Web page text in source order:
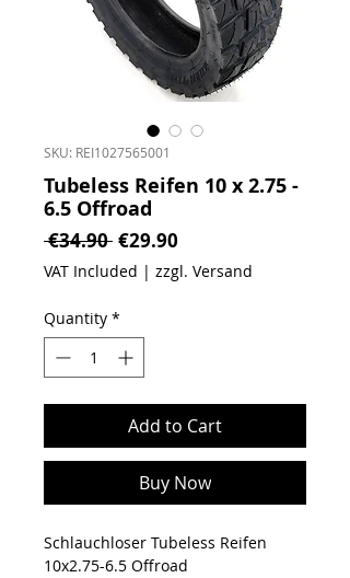
SKU: REI1027565001
Tubeless Reifen 10 x 2.75 -
6.5 Offroad
€34.90 Regular Price
€29.90
VAT Included | zzgl. Versand
Quantity *
Add to Cart
Buy Now
Schlauchloser Tubeless Reifen
10x2.75-6.5 Offroad